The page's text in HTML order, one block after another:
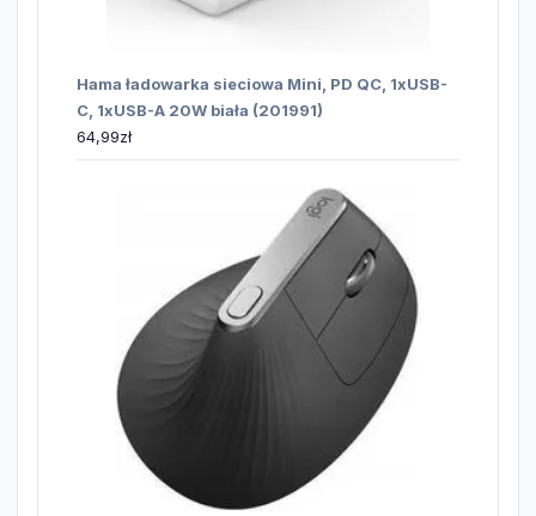
Hama ładowarka sieciowa Mini, PD QC, 1xUSB-
C, 1xUSB-A 20W biała (201991)
64,99zł